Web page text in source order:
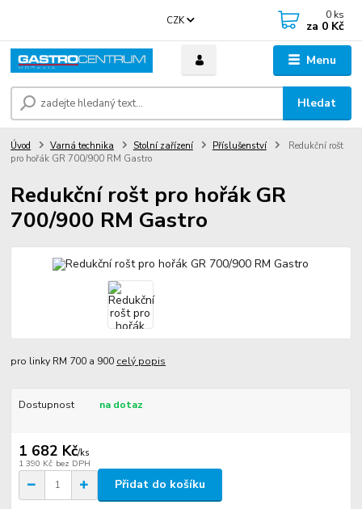
Menu
CZK
Hledat
0 ks
za 0 Kč
Úvod Varná technika Stolní zařízení Příslušenství
Redukční rošt
pro hořák GR 700/900 RM Gastro
Redukční rošt pro hořák GR
700/900 RM Gastro
pro linky RM 700 a 900 celý popis
Dostupnost na dotaz
1 682 Kč/ks
1 390 Kč bez DPH
Přidat do košíku